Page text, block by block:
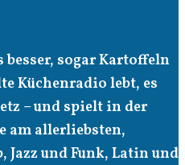
sogar Kartoffeln
Küchenradio lebt, es
– und spielt in der
am allerliebsten,
Jazz und Funk, Latin und